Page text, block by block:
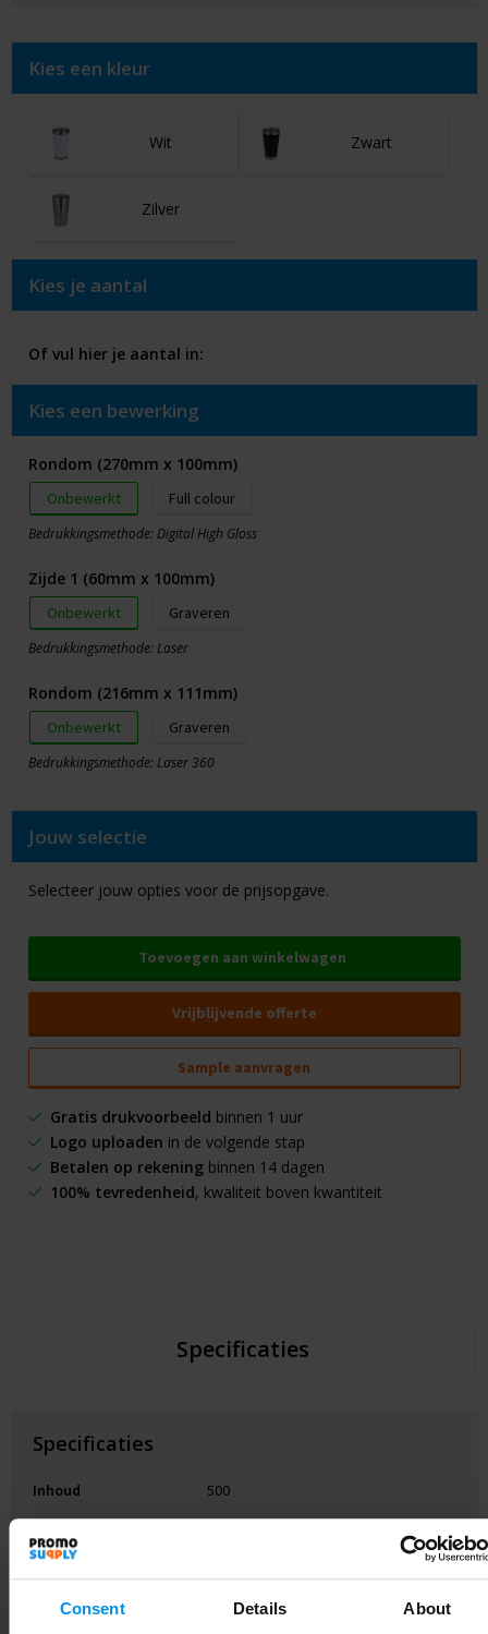
Consent Details About
Kies een kleur
Wit Zwart
Zilver
Kies je aantal
Of vul hier je aantal in:
Kies een bewerking
Rondom (270mm x 100mm)
Onbewerkt Full colour
Bedrukkingsmethode: Digital High Gloss
Zijde 1 (60mm x 100mm)
Onbewerkt Graveren
Bedrukkingsmethode: Laser
Rondom (216mm x 111mm)
Onbewerkt Graveren
Bedrukkingsmethode: Laser 360
Jouw selectie
Selecteer jouw opties voor de prijsopgave.
Toevoegen aan winkelwagen
Vrijblijvende offerte
Sample aanvragen
Gratis drukvoorbeeld binnen 1 uur
Logo uploaden in de volgende stap
Betalen op rekeningbinnen 14 dagen
100% tevredenheid, kwaliteit boven kwantiteit
Specificaties
Specificaties
Inhoud 500
Artikelnummer
Merk T-ceramic